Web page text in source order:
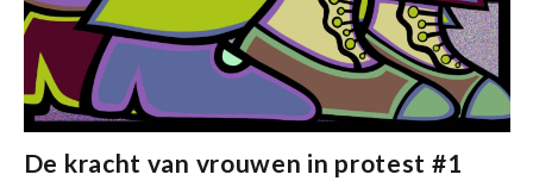
De kracht van vrouwen in protest #1